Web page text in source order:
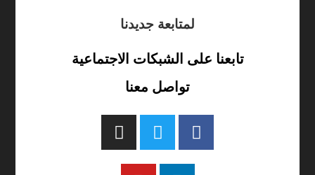
لمتابعة جديدنا
تابعنا على الشبكات الاجتماعية
تواصل معنا